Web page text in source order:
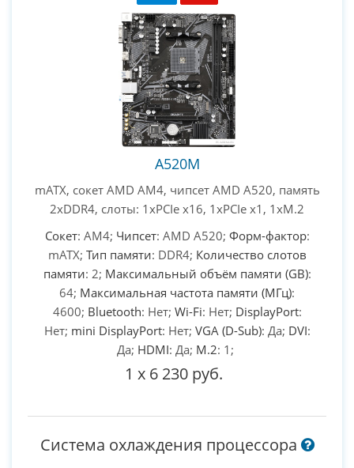
A520M
mATX, сокет AMD AM4, чипсет AMD A520, память
2xDDR4, слоты: 1xPCIe x16, 1xPCIe x1, 1xM.2
Сокет: AM4; Чипсет: AMD A520; Форм-фактор:
mATX; Тип памяти: DDR4; Количество слотов
памяти: 2; Максимальный объём памяти (GB):
64; Максимальная частота памяти (МГц):
4600; Bluetooth: Нет; Wi-Fi: Нет; DisplayPort:
Нет; mini DisplayPort: Нет; VGA (D-Sub): Да; DVI:
Да; HDMI: Да; M.2: 1;
1 x 6 230 руб.
Система охлаждения процессора